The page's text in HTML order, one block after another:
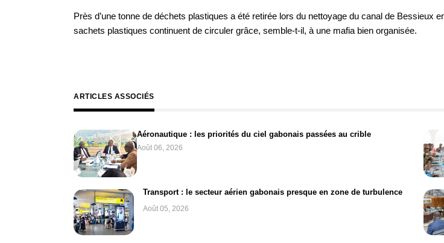
Près d’une tonne de déchets plastiques a été retirée lors du nettoyage du canal de Bessieux
sachets plastiques continuent de circuler grâce, semble-t-il, à une mafia bien organisée.
ARTICLES ASSOCIÉS
Aéronautique : les priorités du ciel gabonais passées au crible
Août 06, 2026
Transport : le secteur aérien gabonais presque en zone de turbulence
Août 05, 2026